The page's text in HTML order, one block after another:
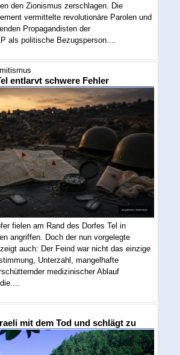
den Zionismus zerschlagen. Die
vermittelte revolutionäre Parolen und
Propagandisten der
als politische Bezugsperson....
entlarvt schwere Fehler
fielen am Rand des Dorfes Tel in
angriffen. Doch der nun vorgelegte
auch: Der Feind war nicht das einzige
Unterzahl, mangelhafte
medizinischer Ablauf
mit dem Tod und schlägt zu